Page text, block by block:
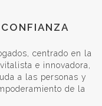
centrado en la
e innovadora,
a las personas y
de la